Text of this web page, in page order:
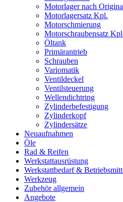
Motorlager nach
Motorlagersatz Kpl.
Motorschmierung
Motorschraubensatz
Öltank
Primärantrieb
Schrauben
Variomatik
Ventildeckel
Ventilsteuerung
Wellendichtring
Zylinderbefestigung
Zylinderkopf
Zylindersätze
Neuaufnahmen
Öle
Rad & Reifen
Werkstattausrüstung
Werkstattbedarf &
Werkzeug
Zubehör allgemein
Angebote